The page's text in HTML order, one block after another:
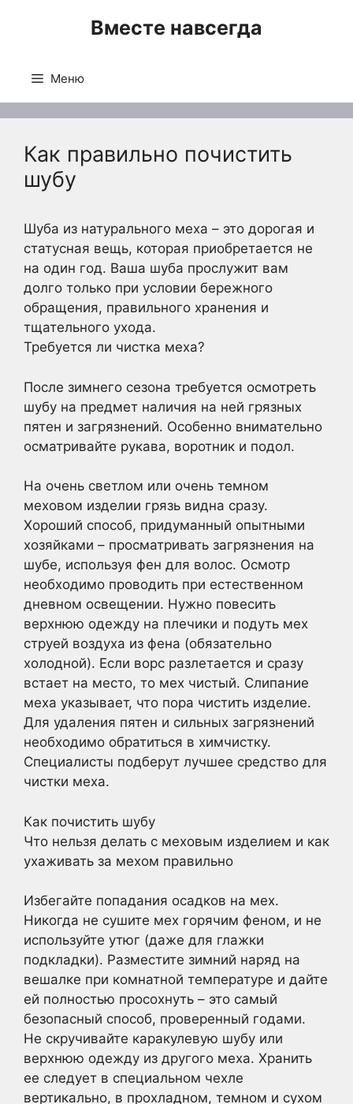
Вместе навсегда
Меню
Как правильно почистить
шубу
Шуба из натурального меха – это дорогая и
статусная вещь, которая приобретается не
на один год. Ваша шуба прослужит вам
долго только при условии бережного
обращения, правильного хранения и
тщательного ухода.
Требуется ли чистка меха?
После зимнего сезона требуется осмотреть
шубу на предмет наличия на ней грязных
пятен и загрязнений. Особенно внимательно
осматривайте рукава, воротник и подол.
На очень светлом или очень темном
меховом изделии грязь видна сразу.
Хороший способ, придуманный опытными
хозяйками – просматривать загрязнения на
шубе, используя фен для волос. Осмотр
необходимо проводить при естественном
дневном освещении. Нужно повесить
верхнюю одежду на плечики и подуть мех
струей воздуха из фена (обязательно
холодной). Если ворс разлетается и сразу
встает на место, то мех чистый. Слипание
меха указывает, что пора чистить изделие.
Для удаления пятен и сильных загрязнений
необходимо обратиться в химчистку.
Специалисты подберут лучшее средство для
чистки меха.
Как почистить шубу
Что нельзя делать с меховым изделием и как
ухаживать за мехом правильно
Избегайте попадания осадков на мех.
Никогда не сушите мех горячим феном, и не
используйте утюг (даже для глажки
подкладки). Разместите зимний наряд на
вешалке при комнатной температуре и дайте
ей полностью просохнуть – это самый
безопасный способ, проверенный годами.
Не скручивайте каракулевую шубу или
верхнюю одежду из другого меха. Хранить
ее следует в специальном чехле
вертикально, в прохладном, темном и сухом